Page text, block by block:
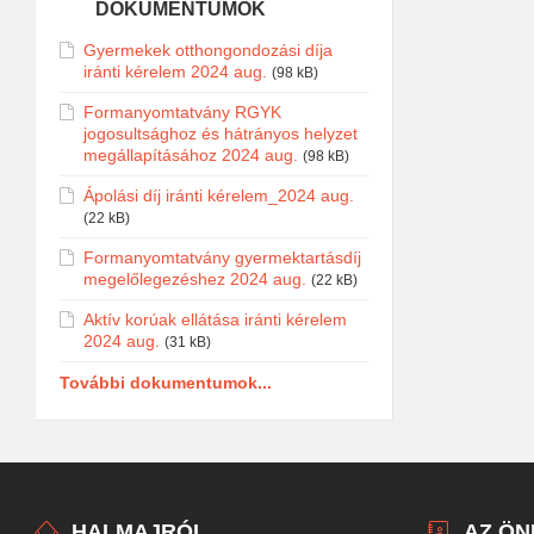
DOKUMENTUMOK
Gyermekek otthongondozási díja
iránti kérelem 2024 aug. (98 kB)
Formanyomtatvány RGYK
jogosultsághoz és hátrányos helyzet
megállapításához 2024 aug. (98 kB)
Ápolási díj iránti kérelem_2024 aug.
(22 kB)
Formanyomtatvány gyermektartásdíj
megelőlegezéshez 2024 aug. (22 kB)
Aktív korúak ellátása iránti kérelem
2024 aug. (31 kB)
További dokumentumok...